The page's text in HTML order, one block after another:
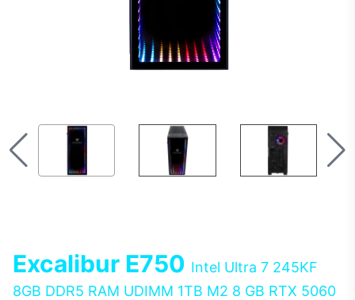
Excalibur E750 Intel Ultra 7 245KF
8GB DDR5 RAM UDIMM 1TB M2 8 GB RTX 5060